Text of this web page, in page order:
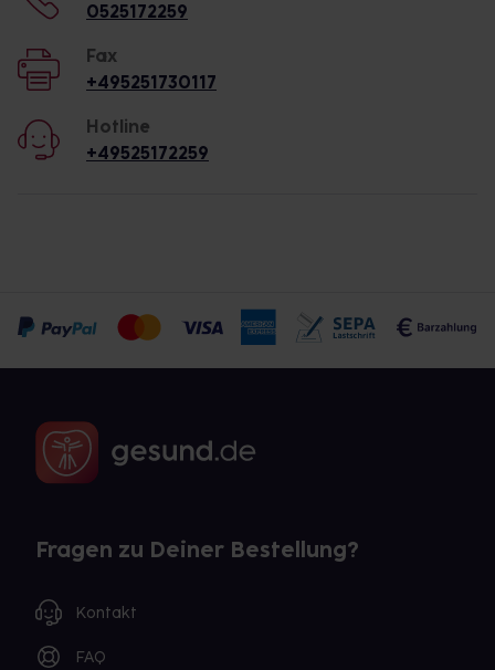
0525172259
Fax
+495251730117
Hotline
+49525172259
Fragen zu Deiner Bestellung?
Kontakt
FAQ